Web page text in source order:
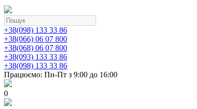
+38(098) 133 33 86
+38(066) 06 07 800
+38(068) 06 07 800
+38(093) 133 33 86
+38(098) 133 33 86
Працюємо: Пн-Пт з 9:00 до 16:00
0